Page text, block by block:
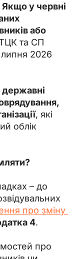
Якщо у червні
або
та СП
липня 2026
державні
, які
облік
– до
про зміну
4.
про